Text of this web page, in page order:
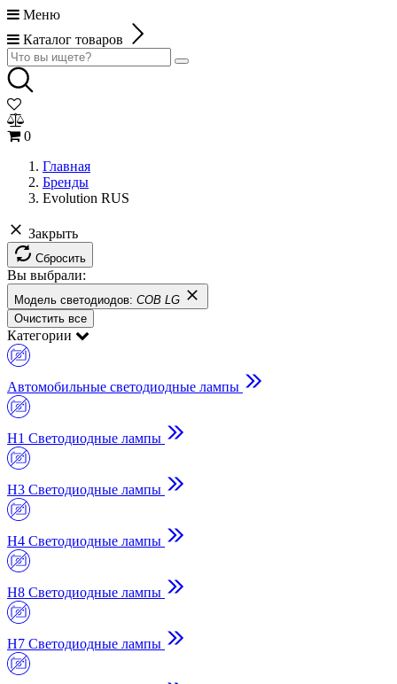
Меню
Каталог товаров
0
Главная
Бренды
Evolution RUS
Закрыть
Сбросить
Вы выбрали:
Модель светодиодов: COB LG
Очистить все
Категории
Автомобильные светодиодные лампы
H1 Светодиодные лампы
H3 Светодиодные лампы
H4 Светодиодные лампы
H8 Светодиодные лампы
H7 Светодиодные лампы